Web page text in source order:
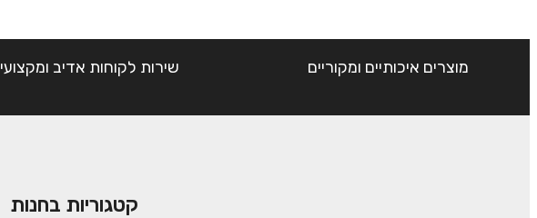
מוצרים איכותיים ומקוריים שירות לקוחות אדיב ומקצועי
קטגוריות בחנות